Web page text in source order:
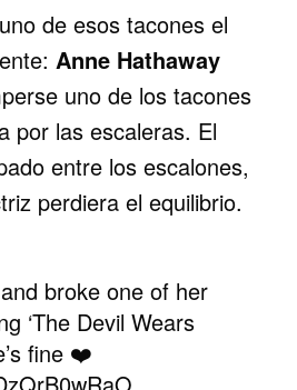
de esos tacones el
Anne Hathaway
uno de los tacones
por las escaleras. El
entre los escalones,
perdiera el equilibrio.
broke one of her
‘The Devil Wears
fine ❤️